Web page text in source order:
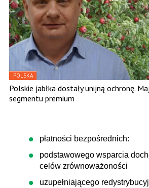
POLSKA
Polskie jabłka dostały unijną ochronę.
segmentu premium
płatności bezpośrednich:
podstawowego wsparcia
celów zrównoważoności
uzupełniającego